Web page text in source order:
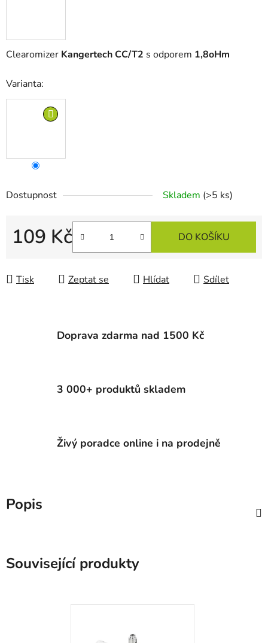
Clearomizer Kangertech CC/T2 s odporem 1,8oHm
Varianta:
Dostupnost Skladem (>5 ks)
109 Kč DO KOŠÍKU
Tisk Zeptat se Hlídat Sdílet
Doprava zdarma nad 1500 Kč
3 000+ produktů skladem
Živý poradce online i na prodejně
Popis
Související produkty